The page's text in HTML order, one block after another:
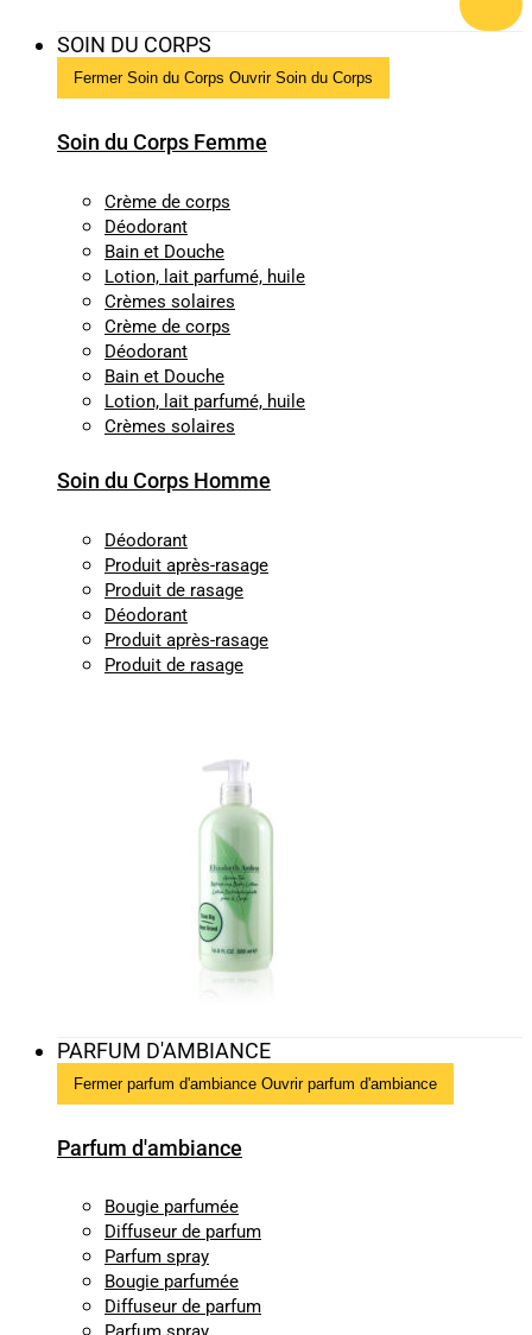
SOIN DU CORPS
Fermer Soin du Corps Ouvrir Soin du Corps
Soin du Corps Femme
Crème de corps
Déodorant
Bain et Douche
Lotion, lait parfumé, huile
Crèmes solaires
Crème de corps
Déodorant
Bain et Douche
Lotion, lait parfumé, huile
Crèmes solaires
Soin du Corps Homme
Déodorant
Produit après-rasage
Produit de rasage
Déodorant
Produit après-rasage
Produit de rasage
PARFUM D'AMBIANCE
Fermer parfum d'ambiance Ouvrir parfum d'ambiance
Parfum d'ambiance
Bougie parfumée
Diffuseur de parfum
Parfum spray
Bougie parfumée
Diffuseur de parfum